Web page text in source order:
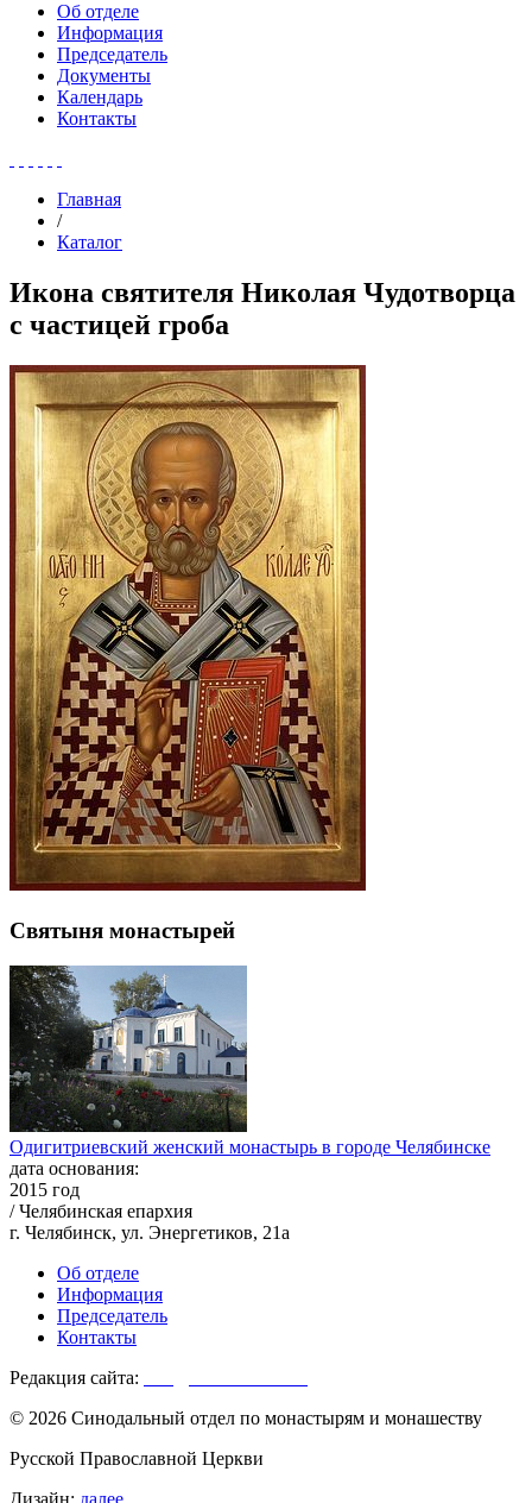
Об отделе
Информация
Председатель
Документы
Календарь
Контакты
Главная
/
Каталог
Икона святителя Николая Чудотворца
с частицей гроба
Святыня монастырей
Одигитриевский женский монастырь в городе Челябинске
дата основания:
2015 год
/ Челябинская епархия
г. Челябинск, ул. Энергетиков, 21а
Об отделе
Информация
Председатель
Контакты
Редакция сайта:
© 2026 Синодальный отдел по монастырям и монашеству
Русской Православной Церкви